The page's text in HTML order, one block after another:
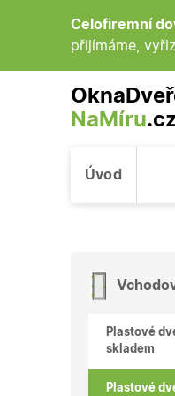
Celofiremní
přijímáme,
NaMíru
Úvod
Plastové
skladem
Plastové